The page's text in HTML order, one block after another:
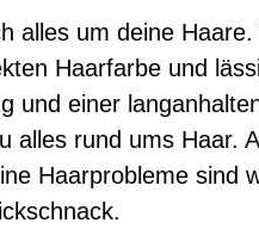
alles um deine
Haarfarbe und
und einer
alles rund ums Haar.
Haarprobleme sind